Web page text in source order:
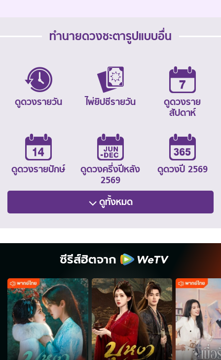
ทำนายดวงชะตารูปแบบอื่น
ดูดวงรายวัน ไพ่ยิปซีรายวัน
ดูดวงราย
สัปดาห์
ดูดวงรายปักษ์
ดูดวงครึ่งปีหลัง
2569
ดูดวงปี 2569
ดูทั้งหมด
ซีรีส์ฮิตจาก